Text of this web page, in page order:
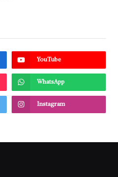
YouTube
WhatsApp
Instagram